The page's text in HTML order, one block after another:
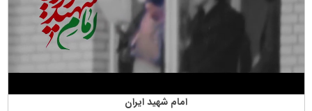
امام شهید ایران